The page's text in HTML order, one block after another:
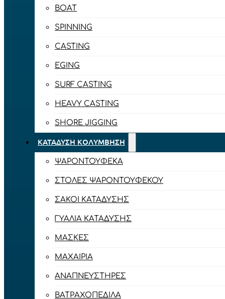
BOAT
SPINNING
CASTING
EGING
SURF CASTING
HEAVY CASTING
SHORE JIGGING
ΚΑΤΆΔΥΣΗ ΚΟΛΎΜΒΗΣΗ
ΨΑΡΟΝΤΟΎΦΕΚΑ
ΣΤΟΛΈΣ ΨΑΡΟΝΤΟΎΦΕΚΟΥ
ΣΆΚΟΙ ΚΑΤΆΔΥΣΗΣ
ΓΥΑΛΙΆ ΚΑΤΆΔΥΣΗΣ
ΜΆΣΚΕΣ
ΜΑΧΑΊΡΙΑ
ΑΝΑΠΝΕΥΣΤΉΡΕΣ
ΒΑΤΡΑΧΟΠΈΔΙΛΑ